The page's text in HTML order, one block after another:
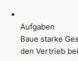
Aufgaben
Baue starke
den Vertrieb